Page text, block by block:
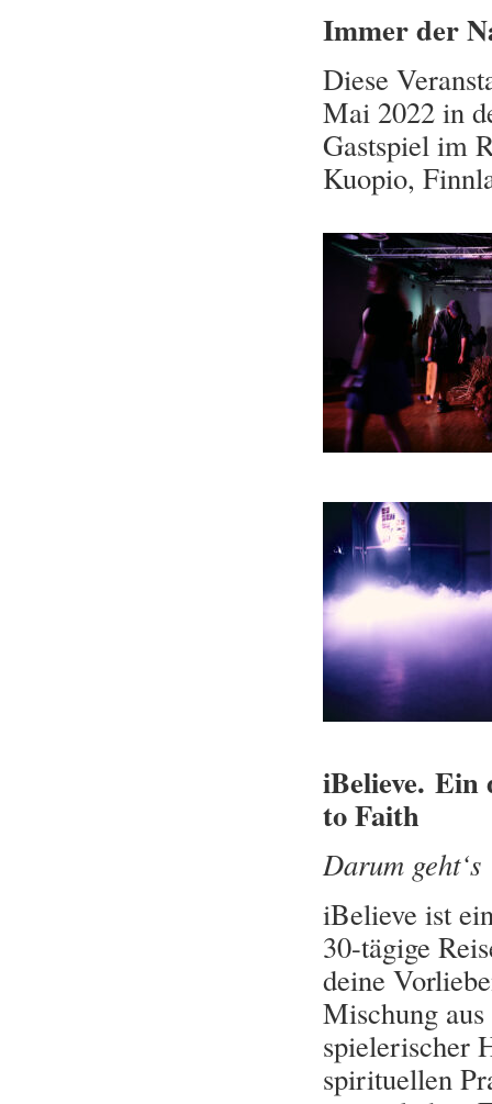
Immer der
Diese
Mai 2022 in
Gastspiel im
Kuopio,
iBelieve. Ein
to Faith
Darum geht‘s
iBelieve ist
30-tägige
deine
Mischung
spielerischer
spirituellen